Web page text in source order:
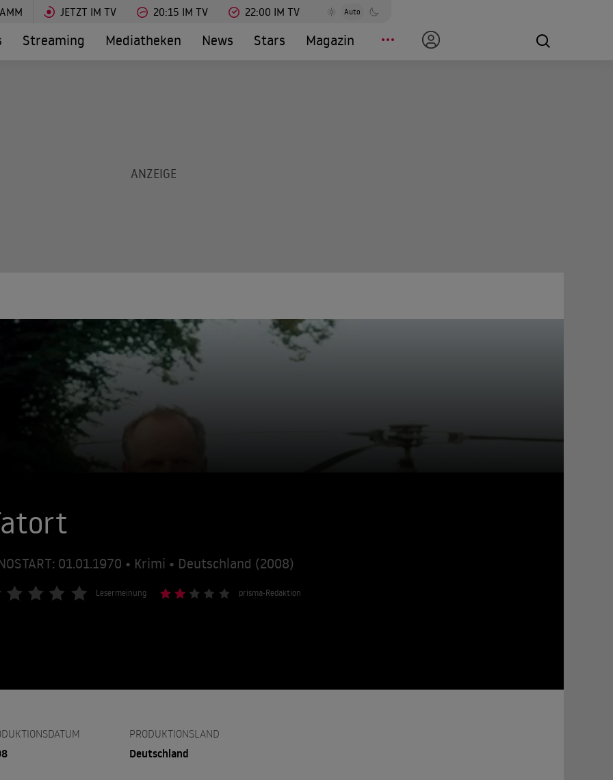
JETZT IM TV 20:15 IM TV 22:00 IM TV Auto
Streaming Mediatheken News Stars Magazin
01.01.1970 • Krimi • Deutschland (2008)
Lesermeinung prisma-Redaktion
PRODUKTIONSLAND
Deutschland